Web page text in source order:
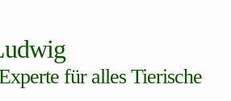
für alles Tierische